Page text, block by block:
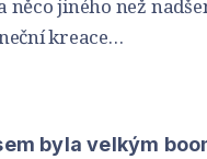
něco jiného než
kreace…
byla velkým